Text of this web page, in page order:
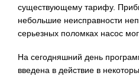
существующему тарифу.
небольшие неисправности
серьезных поломках насос
На сегодняшний день
введена в действие в